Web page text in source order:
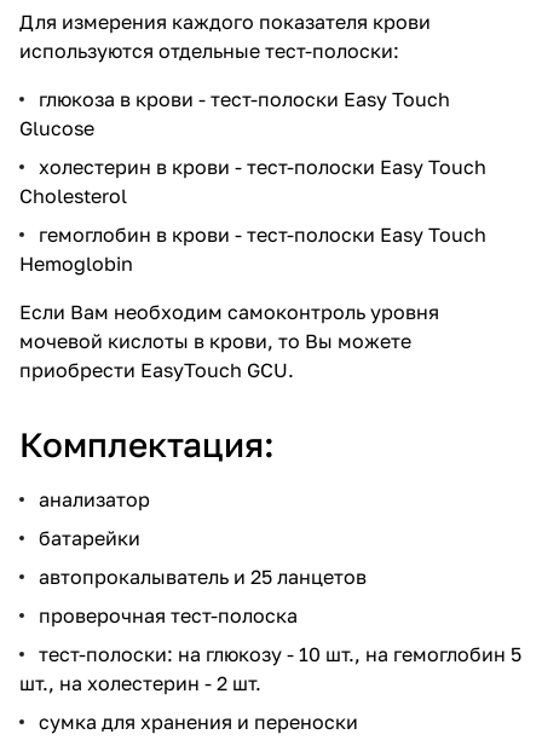
Для измерения каждого показателя крови
используются отдельные тест-полоски:
глюкоза в крови - тест-полоски Easy Touch
Glucose
холестерин в крови - тест-полоски Easy Touch
Cholesterol
гемоглобин в крови - тест-полоски Easy Touch
Hemoglobin
Если Вам необходим самоконтроль уровня
мочевой кислоты в крови, то Вы можете
приобрести EasyTouch GCU.
Комплектация:
анализатор
батарейки
автопрокалыватель и 25 ланцетов
проверочная тест-полоска
тест-полоски: на глюкозу - 10 шт., на гемоглобин 5
шт., на холестерин - 2 шт.
сумка для хранения и переноски